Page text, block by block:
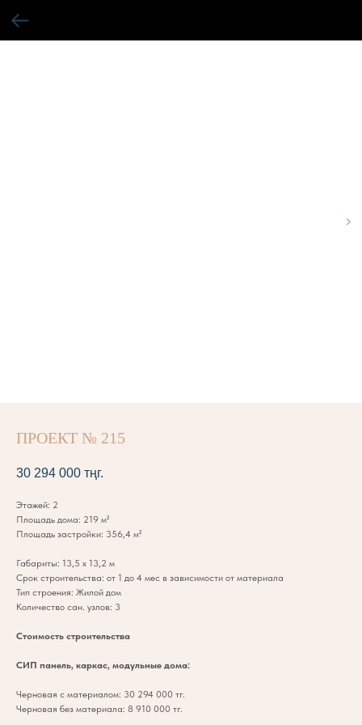
ПРОЕКТ № 215
30 294 000 тңг.
Этажей: 2
Площадь дома: 219 м²
Площадь застройки: 356,4 м²
Габариты: 13,5 х 13,2 м
Срок строительства: от 1 до 4 мес в зависимости от материала
Тип строения: Жилой дом
Количество сан. узлов: 3
Стоимость строительства
СИП панель, каркас, модульные дома:
Черновая с материалом: 30 294 000 тг.
Черновая без материала: 8 910 000 тг.